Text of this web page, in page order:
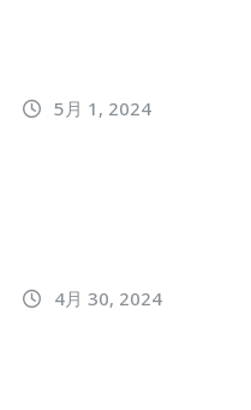
5月 1, 2024
4月 30, 2024